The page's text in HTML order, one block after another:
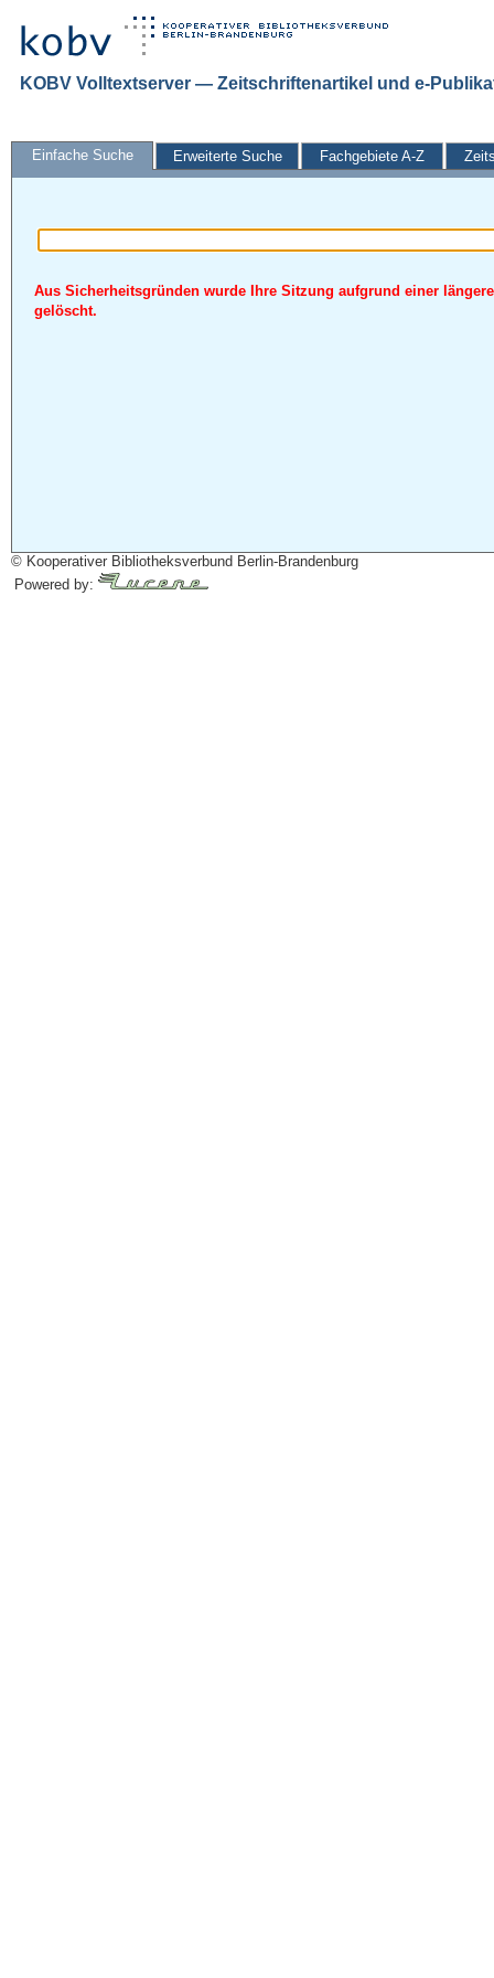
KOBV Volltextserver — Zeitschriftenartikel und e-
Einfache Suche Erweiterte Suche Fachgebiete A-Z
Aus Sicherheitsgründen wurde Ihre Sitzung aufgrund einer
gelöscht.
© Kooperativer Bibliotheksverbund Berlin-Brandenburg
Powered by: